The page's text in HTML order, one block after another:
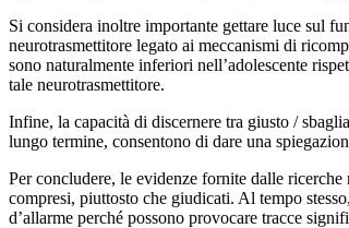
Si considera inoltre importante gettare luce sul
neurotrasmettitore legato ai meccanismi di
sono naturalmente inferiori nell’adolescente
tale neurotrasmettitore.
Infine, la capacità di discernere tra giusto /
lungo termine, consentono di dare una
Per concludere, le evidenze fornite dalle
compresi, piuttosto che giudicati. Al tempo
d’allarme perché possono provocare tracce